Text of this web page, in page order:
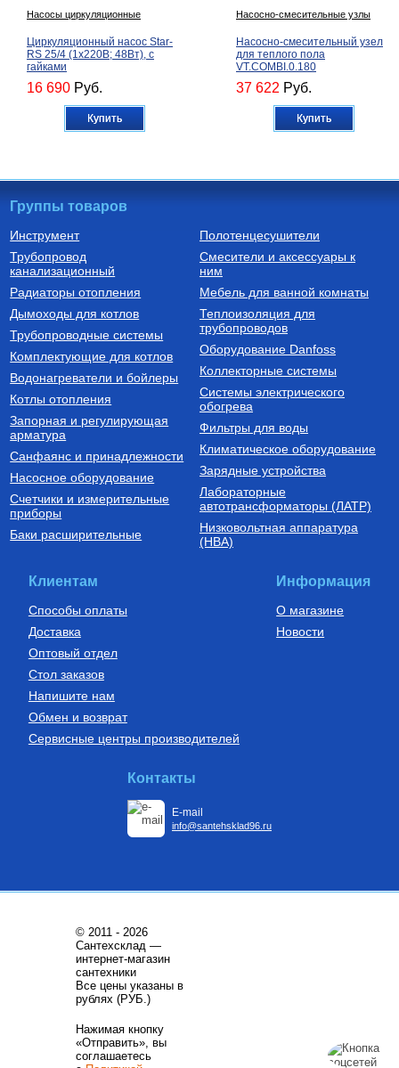
Насосы циркуляционные
Циркуляционный насос Star-
RS 25/4 (1х220В; 48Вт), с
гайками
16 690 Руб.
Купить
Насосно-смесительные узлы
Насосно-смесительный узел
для теплого пола
VT.COMBI.0.180
37 622 Руб.
Купить
Радиаторы алюминиевые
Optima 500/80/1
740Руб.
Купить
Коллекторные блоки из
Коллекторный блок из
нержавеющей стали со
встроенными расходомерами
1", 6 x 3/4", "евроконус" SMS
0907 000006
30 773Руб.
Трубы из сшитого полиэтилена
полиэтилена с кислородным
149Руб.
Купить
Группы товаров
Инструмент
Трубопровод
канализационный
Радиаторы отопления
Дымоходы для котлов
Трубопроводные системы
Комплектующие для котлов
Водонагреватели и бойлеры
Котлы отопления
Запорная и регулирующая
арматура
Санфаянс и принадлежности
Насосное оборудование
Счетчики и измерительные
приборы
Баки расширительные
Полотенцесушители
Смесители и аксессуары к
ним
Мебель для ванной комнаты
Теплоизоляция для
трубопроводов
Оборудование Danfoss
Коллекторные системы
Системы электрического
обогрева
Фильтры для воды
Климатическое оборудование
Зарядные устройства
Лабораторные
автотрансформаторы (ЛАТР)
Низковольтная аппаратура
(НВА)
Клиентам
Способы оплаты
Доставка
Оптовый отдел
Стол заказов
Напишите нам
Обмен и возврат
Сервисные центры производителей
Информация
О магазине
Новости
Контакты
E-mail
info@santehsklad96.ru
© 2011 - 2026
Сантехсклад —
интернет-магазин
сантехники
Все цены указаны в
рублях (РУБ.)
Нажимая кнопку
«Отправить», вы
соглашаетесь